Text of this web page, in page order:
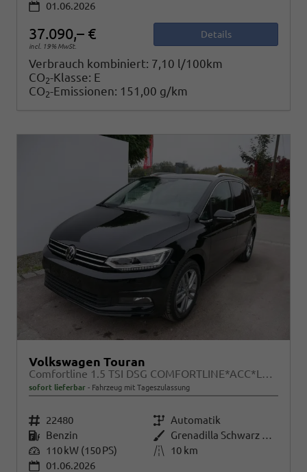
01.06.2026
37.090,– €
incl. 19% MwSt.
Details
Verbrauch kombiniert: 7,10 l/100km
CO2-Klasse: E
CO2-Emissionen: 151,00 g/km
Volkswagen Touran
Comfortline 1.5 TSI DSG COMFORTLINE*ACC*LED*PDC*KAMERA*NAVI*SHZ* 7-SITZER 17-ZOLL
sofort lieferbar Fahrzeug mit Tageszulassung
Fahrzeugnr. 22480 Getriebe Automatik
Kraftstoff Benzin Außenfarbe
Grenadilla Schwarz Metallic
Leistung 110 kW (150 PS) Kilometerstand
10 km
01.06.2026